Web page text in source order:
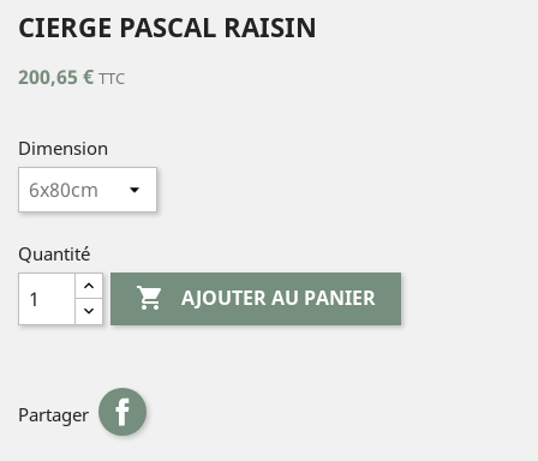
CIERGE PASCAL RAISIN
200,65 € TTC
Dimension
Quantité
 AJOUTER AU PANIER
Partager